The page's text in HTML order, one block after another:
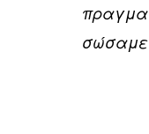
σώσαμε